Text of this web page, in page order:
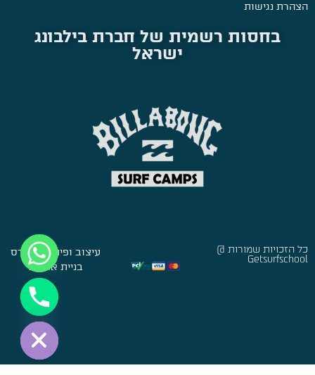
הצהרת נגישות
בחסות רשמית של חברת בילבונג
ישראל
כל הזכויות שמורות @
Getsurfschool
עיצוב ופיתוח:סברס
בניית אתרים
Hide chaty